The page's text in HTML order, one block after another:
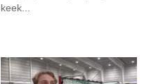
keek...